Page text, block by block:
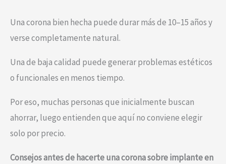
Una corona bien hecha puede durar más de 10–15 años y
verse completamente natural.
Una de baja calidad puede generar problemas estéticos
o funcionales en menos tiempo.
Por eso, muchas personas que inicialmente buscan
ahorrar, luego entienden que aquí no conviene elegir
solo por precio.
Consejos antes de hacerte una corona sobre implante en